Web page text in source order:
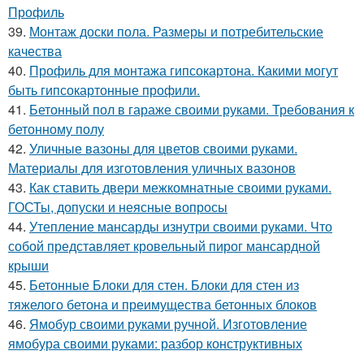
Профиль
39. Монтаж доски пола. Размеры и потребительские
качества
40. Профиль для монтажа гипсокартона. Какими могут
быть гипсокартонные профили.
41. Бетонный пол в гараже своими руками. Требования к
бетонному полу
42. Уличные вазоны для цветов своими руками.
Материалы для изготовления уличных вазонов
43. Как ставить двери межкомнатные своими руками.
ГОСТы, допуски и неясные вопросы
44. Утепление мансарды изнутри своими руками. Что
собой представляет кровельный пирог мансардной
крыши
45. Бетонные Блоки для стен. Блоки для стен из
тяжелого бетона и преимущества бетонных блоков
46. Ямобур своими руками ручной. Изготовление
ямобура своими руками: разбор конструктивных